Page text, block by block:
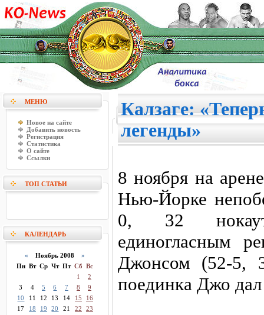
МЕНЮ
Новое на сайте
Добавить новость
Регистрация
Статистика
О сайте
Ссылки
ТОП СТАТЬИ
КАЛЕНДАРЬ
« Ноябрь 2008 »
Пн Вт Ср Чт Пт Сб Вс
1
2
3
4 5 6 7 8
9
10
11 12 13 14 15
16
17
18 19 20 21 22
23
Калзаге:
легенды»
8 ноября на
Нью-Йорке
0, 32
единогласным
Джонсом (52-5,
поединка Джо